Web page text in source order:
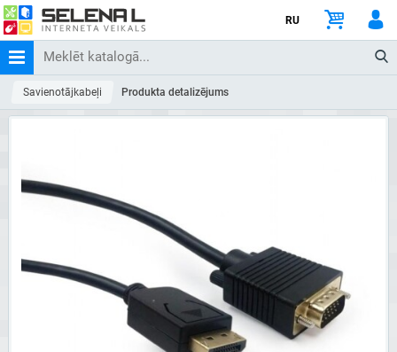
RU
Savienotājkabeļi Produkta detalizējums